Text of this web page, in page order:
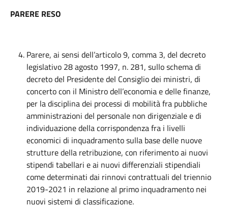
PARERE RESO
Parere, ai sensi dell’articolo 9, comma 3, del decreto
legislativo 28 agosto 1997, n. 281, sullo schema di
decreto del Presidente del Consiglio dei ministri, di
concerto con il Ministro dell’economia e delle finanze,
per la disciplina dei processi di mobilità fra pubbliche
amministrazioni del personale non dirigenziale e di
individuazione della corrispondenza fra i livelli
economici di inquadramento sulla base delle nuove
strutture della retribuzione, con riferimento ai nuovi
stipendi tabellari e ai nuovi differenziali stipendiali
come determinati dai rinnovi contrattuali del triennio
2019-2021 in relazione al primo inquadramento nei
nuovi sistemi di classificazione.